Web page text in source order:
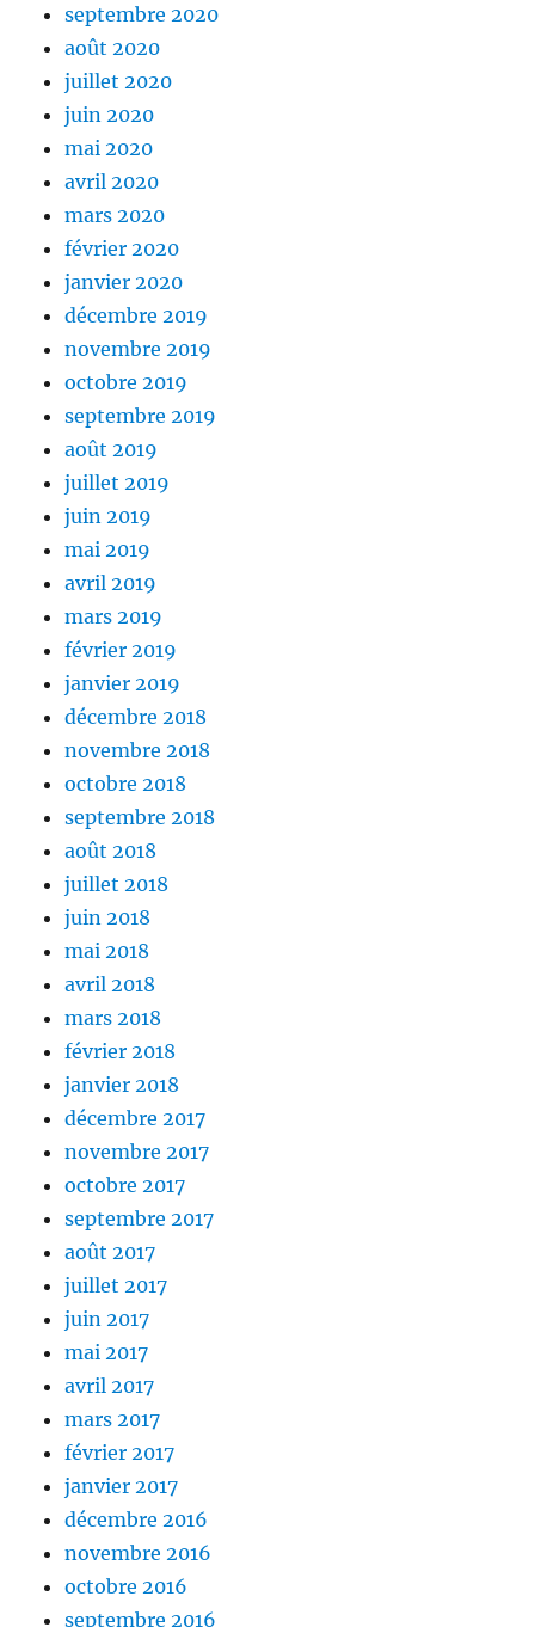
septembre 2020
août 2020
juillet 2020
juin 2020
mai 2020
avril 2020
mars 2020
février 2020
janvier 2020
décembre 2019
novembre 2019
octobre 2019
septembre 2019
août 2019
juillet 2019
juin 2019
mai 2019
avril 2019
mars 2019
février 2019
janvier 2019
décembre 2018
novembre 2018
octobre 2018
septembre 2018
août 2018
juillet 2018
juin 2018
mai 2018
avril 2018
mars 2018
février 2018
janvier 2018
décembre 2017
novembre 2017
octobre 2017
septembre 2017
août 2017
juillet 2017
juin 2017
mai 2017
avril 2017
mars 2017
février 2017
janvier 2017
décembre 2016
novembre 2016
octobre 2016
septembre 2016